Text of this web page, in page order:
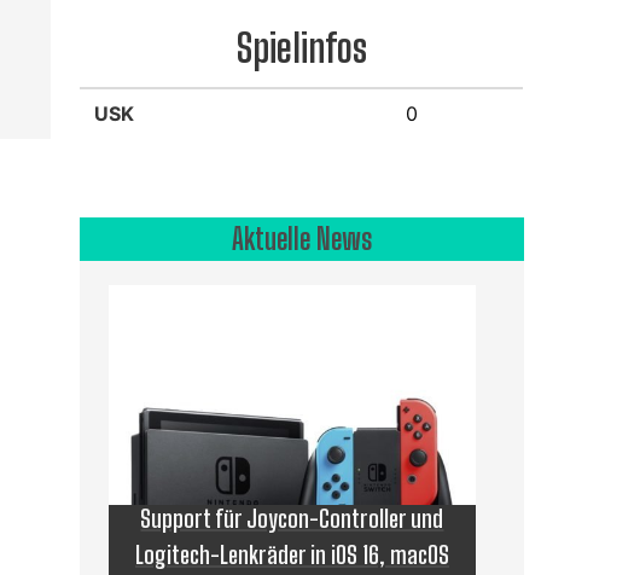
Spielinfos
USK 0
Aktuelle News
Support für Joycon-Controller und
Logitech-Lenkräder in iOS 16, macOS